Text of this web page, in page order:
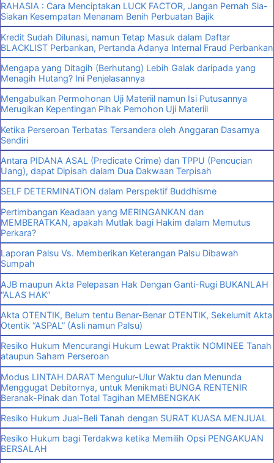
RAHASIA : Cara Menciptakan LUCK FACTOR, Jangan Pernah Sia-
Siakan Kesempatan Menanam Benih Perbuatan Bajik
Kredit Sudah Dilunasi, namun Tetap Masuk dalam Daftar
BLACKLIST Perbankan, Pertanda Adanya Internal Fraud Perbankan
Mengapa yang Ditagih (Berhutang) Lebih Galak daripada yang
Menagih Hutang? Ini Penjelasannya
Mengabulkan Permohonan Uji Materiil namun Isi Putusannya
Merugikan Kepentingan Pihak Pemohon Uji Materiil
Ketika Perseroan Terbatas Tersandera oleh Anggaran Dasarnya
Sendiri
Antara PIDANA ASAL (Predicate Crime) dan TPPU (Pencucian
Uang), dapat Dipisah dalam Dua Dakwaan Terpisah
SELF DETERMINATION dalam Perspektif Buddhisme
Pertimbangan Keadaan yang MERINGANKAN dan
MEMBERATKAN, apakah Mutlak bagi Hakim dalam Memutus
Perkara?
Laporan Palsu Vs. Memberikan Keterangan Palsu Dibawah
Sumpah
AJB maupun Akta Pelepasan Hak Dengan Ganti-Rugi BUKANLAH
“ALAS HAK”
Akta OTENTIK, Belum tentu Benar-Benar OTENTIK, Sekelumit Akta
Otentik “ASPAL” (Asli namun Palsu)
Resiko Hukum Mencurangi Hukum Lewat Praktik NOMINEE Tanah
ataupun Saham Perseroan
Modus LINTAH DARAT Mengulur-Ulur Waktu dan Menunda
Menggugat Debitornya, untuk Menikmati BUNGA RENTENIR
Beranak-Pinak dan Total Tagihan MEMBENGKAK
Resiko Hukum Jual-Beli Tanah dengan SURAT KUASA MENJUAL
Resiko Hukum bagi Terdakwa ketika Memilih Opsi PENGAKUAN
BERSALAH